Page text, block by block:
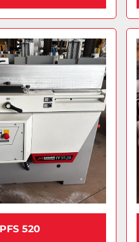
PFS 520